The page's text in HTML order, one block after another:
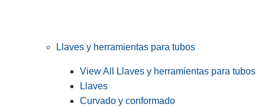
Llaves y herramientas para tubos
View All Llaves y herramientas para tubos
Llaves
Curvado y conformado